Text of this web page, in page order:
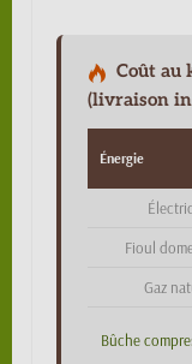
Coût au
(livraison
Énergie
Fioul
Gaz
Bûche